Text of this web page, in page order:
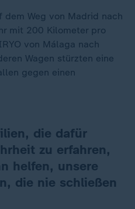
dem Weg von Madrid nach
mit 200 Kilometer pro
von Málaga nach
Wagen stürzten eine
gegen einen
die dafür
zu erfahren,
helfen, unsere
die nie schließen